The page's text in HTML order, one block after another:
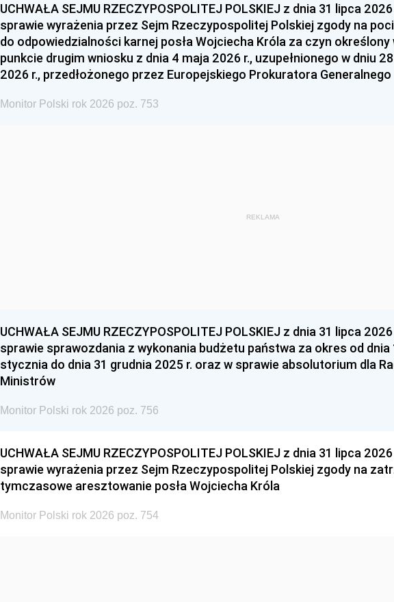
UCHWAŁA SEJMU RZECZYPOSPOLITEJ POLSKIEJ z dnia 31 lipca
sprawie wyrażenia przez Sejm Rzeczypospolitej Polskiej zgody na
do odpowiedzialności karnej posła Wojciecha Króla za czyn określony
punkcie drugim wniosku z dnia 4 maja 2026 r., uzupełnionego w dniu
2026 r., przedłożonego przez Europejskiego Prokuratora Generalnego
Monitor Polski rok 2026 poz. 753
REKLAMA
UCHWAŁA SEJMU RZECZYPOSPOLITEJ POLSKIEJ z dnia 31 lipca
sprawie sprawozdania z wykonania budżetu państwa za okres od dnia
stycznia do dnia 31 grudnia 2025 r. oraz w sprawie absolutorium dla
Ministrów
Monitor Polski rok 2026 poz. 756
UCHWAŁA SEJMU RZECZYPOSPOLITEJ POLSKIEJ z dnia 31 lipca
sprawie wyrażenia przez Sejm Rzeczypospolitej Polskiej zgody na
tymczasowe aresztowanie posła Wojciecha Króla
Monitor Polski rok 2026 poz. 754